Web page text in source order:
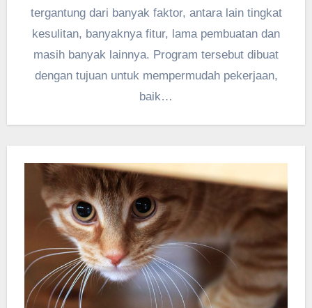
tergantung dari banyak faktor, antara lain tingkat
kesulitan, banyaknya fitur, lama pembuatan dan
masih banyak lainnya. Program tersebut dibuat
dengan tujuan untuk mempermudah pekerjaan,
baik…